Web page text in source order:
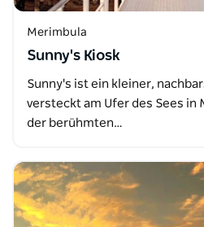
Merimbula
Sunny's Kiosk
Sunny's ist ein kleiner,
versteckt am Ufer des Sees in
der berühmten…